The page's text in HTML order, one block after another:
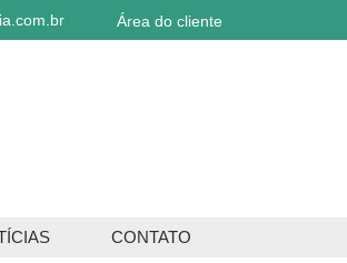
Área do cliente
CONTATO